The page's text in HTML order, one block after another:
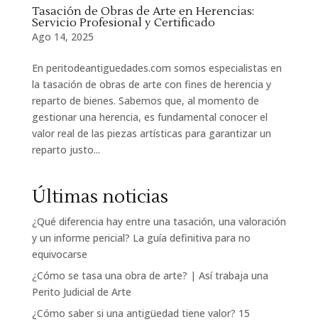
Tasación de Obras de Arte en Herencias:
Servicio Profesional y Certificado
Ago 14, 2025
En peritodeantiguedades.com somos especialistas en
la tasación de obras de arte con fines de herencia y
reparto de bienes. Sabemos que, al momento de
gestionar una herencia, es fundamental conocer el
valor real de las piezas artísticas para garantizar un
reparto justo...
Últimas noticias
¿Qué diferencia hay entre una tasación, una valoración
y un informe pericial? La guía definitiva para no
equivocarse
¿Cómo se tasa una obra de arte? | Así trabaja una
Perito Judicial de Arte
¿Cómo saber si una antigüedad tiene valor? 15